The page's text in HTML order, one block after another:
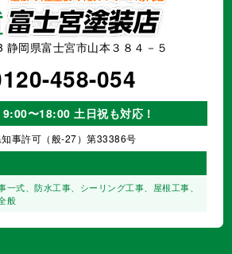
静岡県富士宮市山本３８４－５
458-054
〜18:00 土日祝も対応！
事許可（般-27）第33386号
⼀式、防水工事、シーリング工事、 屋根工事、
般